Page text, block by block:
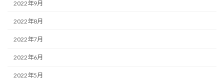
2022年9月
2022年8月
2022年7月
2022年6月
2022年5月